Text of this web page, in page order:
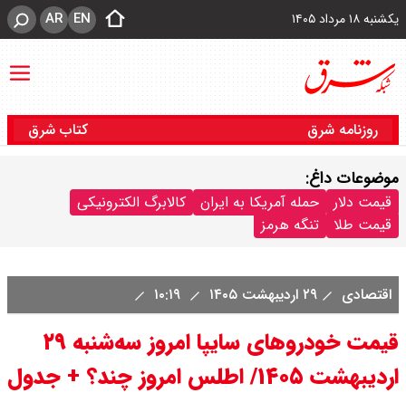
یکشنبه ۱۸ مرداد ۱۴۰۵ EN
AR
روزنامه شرق کتاب شرق
موضوعات داغ:
قیمت دلار حمله آمریکا به ایران
کالابرگ الکترونیکی
قیمت طلا
تنگه هرمز
اقتصادی ۲۹ اردیبهشت ۱۴۰۵
قیمت خودرو‌های سایپا امروز سه‌شنبه ۲۹
اردیبهشت ۱۴۰۵/ اطلس امروز چند؟ + جدول